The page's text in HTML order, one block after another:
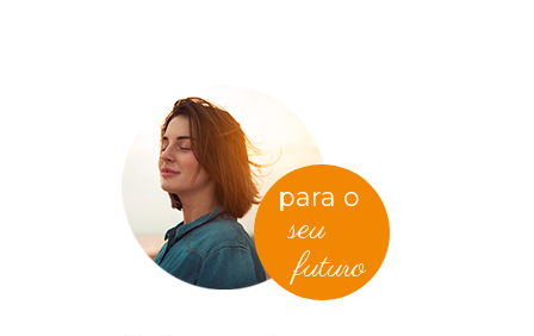
para o
seu
futuro